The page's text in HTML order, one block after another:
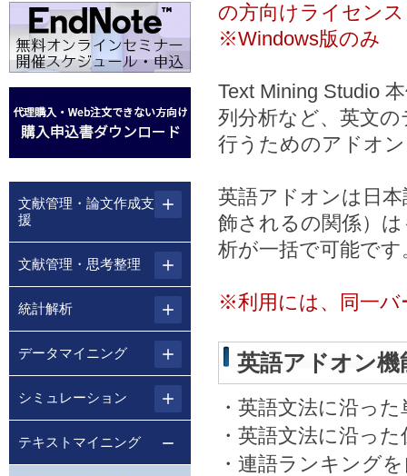
の方向けライセンス
※Windows版のみ
Text Mining Studio
列分析など、英文
行うためのアドオ
英語アドオンは日
飾されるの関係）
析が一括で可能です
※利用には、同一バ
英語アドオン機
・英語文法に沿っ
・英語文法に沿っ
・連語ランキング
文献管理・論文作成支
援
文献管理・思考整理
統計解析
データマイニング
シミュレーション
テキストマイニング